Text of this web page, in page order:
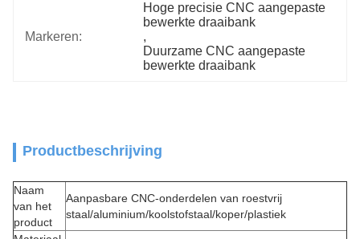
Markeren:
Hoge precisie CNC aangepaste
bewerkte draaibank
,
Duurzame CNC aangepaste
bewerkte draaibank
Productbeschrijving
Naam
van het
product
Aanpasbare CNC-onderdelen van roestvrij
staal/aluminium/koolstofstaal/koper/plastiek